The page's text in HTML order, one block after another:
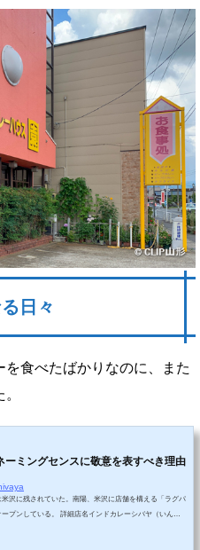
日々
食べたばかりなのに、また
ーミングセンスに敬意を表すべき理由
沢に残されていた。南陽、米沢に店舗を構える「ラグパ
プンしている。 詳細店名インドカレーシバヤ（いんど